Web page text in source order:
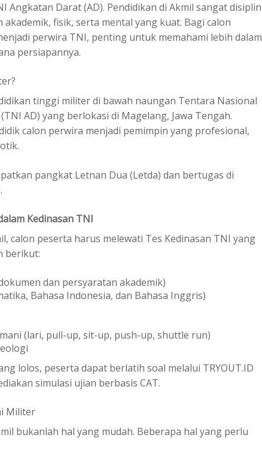
Angkatan Darat (AD). Pendidikan di Akmil sangat disiplin
fisik, serta mental yang kuat. Bagi calon
perwira TNI, penting untuk memahami lebih dalam
persiapannya.
tinggi militer di bawah naungan Tentara Nasional
AD) yang berlokasi di Magelang, Jawa Tengah.
calon perwira menjadi pemimpin yang profesional,
pangkat Letnan Dua (Letda) dan bertugas di
Kedinasan TNI
calon peserta harus melewati Tes Kedinasan TNI yang
berikut:
dan persyaratan akademik)
Bahasa Indonesia, dan Bahasa Inggris)
(lari, pull-up, sit-up, push-up, shuttle run)
lolos, peserta dapat berlatih soal melalui TRYOUT.ID
simulasi ujian berbasis CAT.
Militer
bukanlah hal yang mudah. Beberapa hal yang perlu